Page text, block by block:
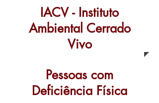
IACV - Instituto
Ambiental Cerrado
Vivo
Pessoas com
Deficiência Física